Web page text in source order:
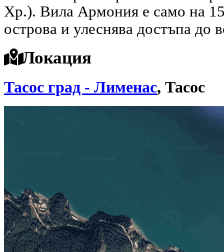
Хр.). Вила Армония е само на
острова и улеснява достъпа до
Локация
Тасос град - Лименас, Тасос